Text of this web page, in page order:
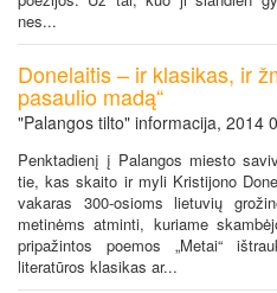
nes...
Donelaitis – ir klasikas, ir
pasaulio madą“
"Palangos tilto" informacija, 2014
Penktadienį į Palangos miesto
tie, kas skaito ir myli Kristijono
vakaras 300-osioms lietuvių
metinėms atminti, kuriame
pripažintos poemos „Metai“
literatūros klasikas ar...